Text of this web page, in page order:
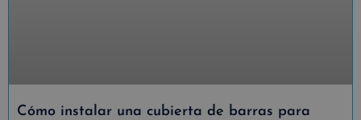
Cómo instalar una cubierta de barras para